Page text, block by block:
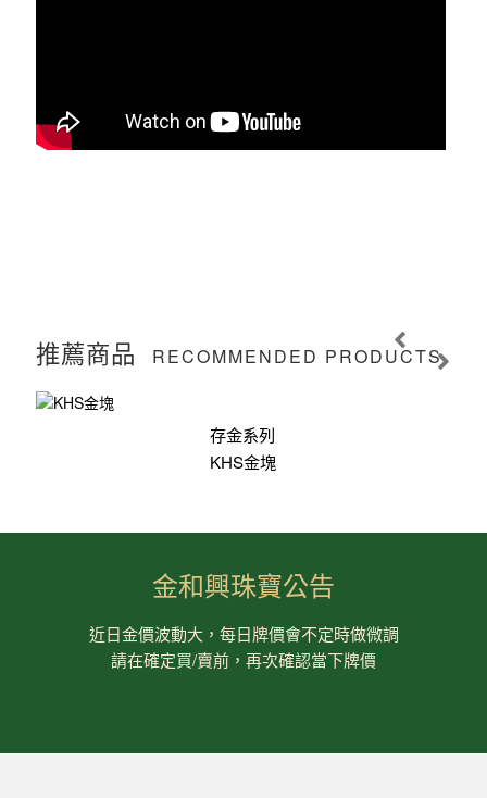
推薦商品 RECOMMENDED PRODUCTS
存金系列
KHS金塊
金和興珠寶公告
近日金價波動大，每日牌價會不定時做微調
請在確定買/賣前，再次確認當下牌價